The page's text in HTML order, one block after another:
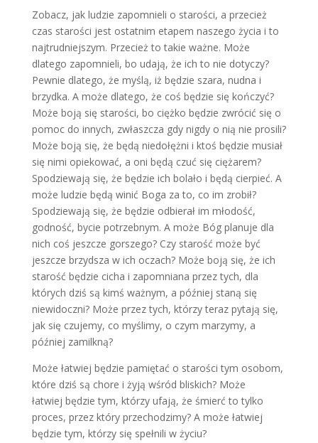
Zobacz, jak ludzie zapomnieli o starości, a przecież
czas starości jest ostatnim etapem naszego życia i to
najtrudniejszym. Przecież to takie ważne. Może
dlatego zapomnieli, bo udają, że ich to nie dotyczy?
Pewnie dlatego, że myślą, iż będzie szara, nudna i
brzydka. A może dlatego, że coś będzie się kończyć?
Może boją się starości, bo ciężko będzie zwrócić się o
pomoc do innych, zwłaszcza gdy nigdy o nią nie prosili?
Może boją się, że będą niedołężni i ktoś będzie musiał
się nimi opiekować, a oni będą czuć się ciężarem?
Spodziewają się, że będzie ich bolało i będą cierpieć. A
może ludzie będą winić Boga za to, co im zrobił?
Spodziewają się, że będzie odbierał im młodość,
godność, bycie potrzebnym. A może Bóg planuje dla
nich coś jeszcze gorszego? Czy starość może być
jeszcze brzydsza w ich oczach? Może boją się, że ich
starość będzie cicha i zapomniana przez tych, dla
których dziś są kimś ważnym, a później staną się
niewidoczni? Może przez tych, którzy teraz pytają się,
jak się czujemy, co myślimy, o czym marzymy, a
później zamilkną?
Może łatwiej będzie pamiętać o starości tym osobom,
które dziś są chore i żyją wśród bliskich? Może
łatwiej będzie tym, którzy ufają, że śmierć to tylko
proces, przez który przechodzimy? A może łatwiej
będzie tym, którzy się spełnili w życiu?